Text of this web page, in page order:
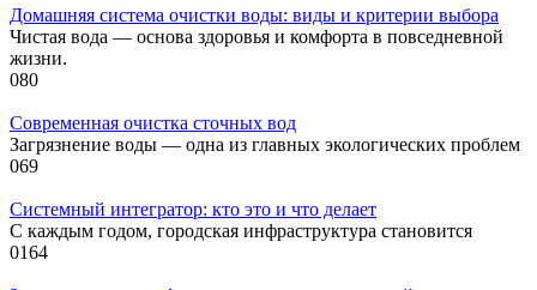
Домашняя система очистки воды: виды и критерии выбора
Чистая вода — основа здоровья и комфорта в повседневной
жизни.
080
Современная очистка сточных вод
Загрязнение воды — одна из главных экологических проблем
069
Системный интегратор: кто это и что делает
С каждым годом, городская инфраструктура становится
0164